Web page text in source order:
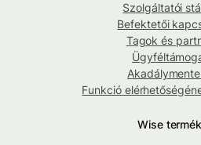
Szolgáltatói
Befektetői
Tagok és
Funkció
Wise